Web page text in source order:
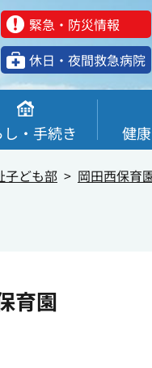
緊急・防災情報
休⽇・夜間救急病院
し・手続き 健
子ども部 岡田西保育
育園